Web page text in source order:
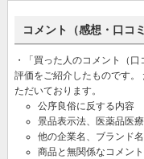
コメント（感想・口コ
・「買った人のコメント（
評価をご紹介したものです
ただいております。
公序良俗に反する内容
景品表示法、医薬品医
他の企業名、ブランド
商品と無関係なコメン